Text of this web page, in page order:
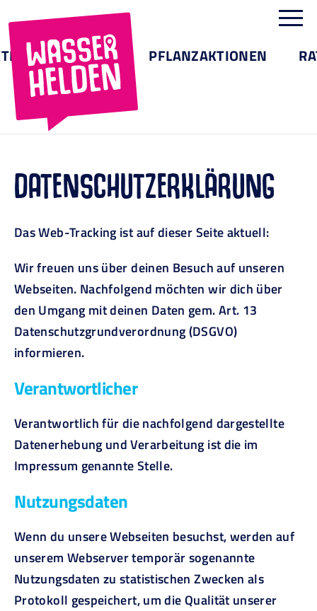
AKTIONEN PFLANZAKTIONEN
DATENSCHUTZERKLÄRUNG
Das Web-Tracking ist auf dieser Seite aktuell:
Wir freuen uns über deinen Besuch auf unseren
Webseiten. Nachfolgend möchten wir dich über
den Umgang mit deinen Daten gem. Art. 13
Datenschutzgrundverordnung (DSGVO)
informieren.
Verantwortlicher
Verantwortlich für die nachfolgend dargestellte
Datenerhebung und Verarbeitung ist die im
Impressum genannte Stelle.
Nutzungsdaten
Wenn du unsere Webseiten besuchst, werden auf
unserem Webserver temporär sogenannte
Nutzungsdaten zu statistischen Zwecken als
Protokoll gespeichert, um die Qualität unserer